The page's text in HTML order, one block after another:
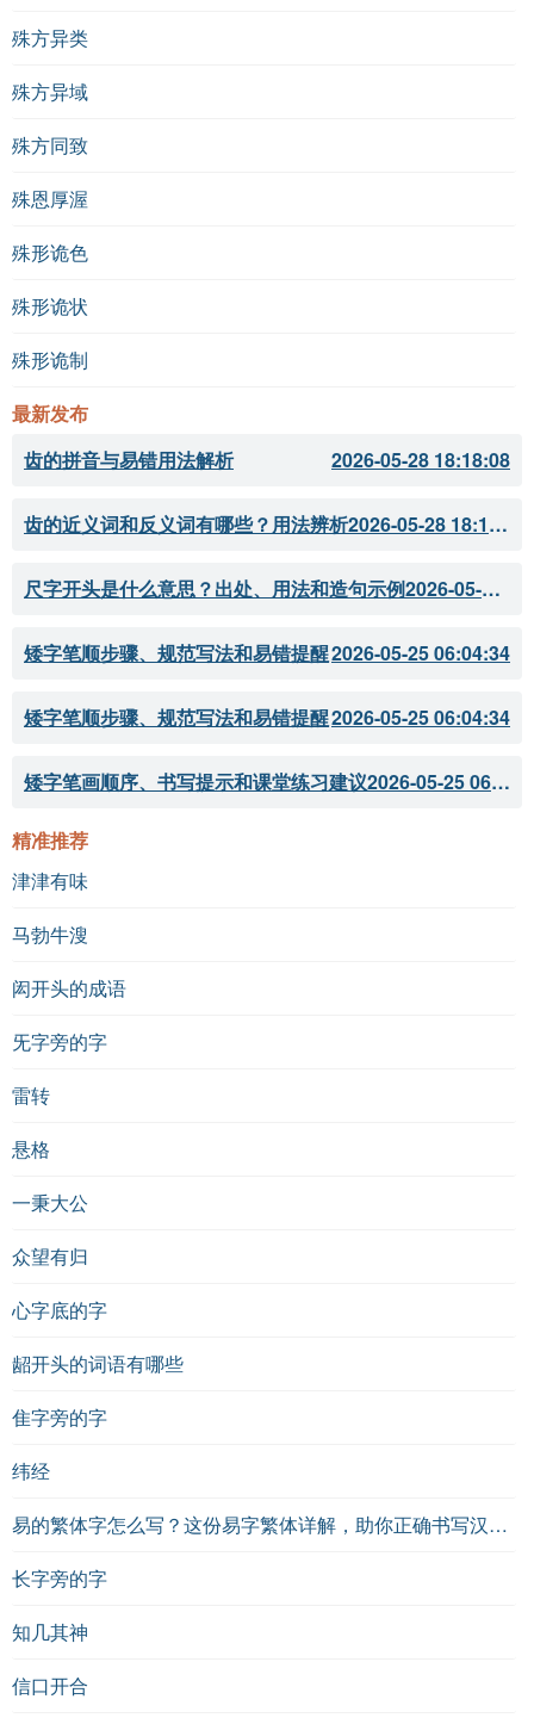
殊方异类
殊方异域
殊方同致
殊恩厚渥
殊形诡色
殊形诡状
殊形诡制
最新发布
齿的拼音与易错用法解析
2026-05-28 18:18:08
齿的近义词和反义词有哪些？用法辨析 2026-05-28 18:18:07
尺字开头是什么意思？出处、用法和造句示例 2026-05-28 18:18:05
矮字笔顺步骤、规范写法和易错提醒2026-05-25 06:04:34
矮字笔顺步骤、规范写法和易错提醒2026-05-25 06:04:34
矮字笔画顺序、书写提示和课堂练习建议 2026-05-25 06:04:33
精准推荐
津津有味
马勃牛溲
闳开头的成语
旡字旁的字
雷转
悬格
一秉大公
众望有归
心字底的字
龆开头的词语有哪些
隹字旁的字
纬经
易的繁体字怎么写？这份易字繁体详解，助你正确书写汉字_汉字繁体学习
长字旁的字
知几其神
信口开合